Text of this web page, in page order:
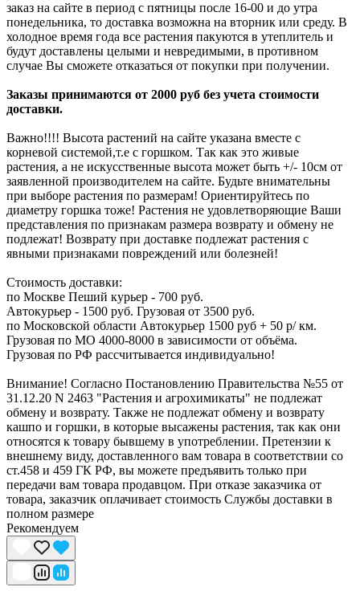
заказ на сайте в период с пятницы после 16-00 и до утра
понедельника, то доставка возможна на вторник или среду. В
холодное время года все растения пакуются в утеплитель и
будут доставлены целыми и невредимыми, в противном
случае Вы сможете отказаться от покупки при получении.
Заказы принимаются от 2000 руб без учета стоимости
доставки.
Важно!!!! Высота растений на сайте указана вместе с
корневой системой,т.е с горшком. Так как это живые
растения, а не искусственные высота может быть +/- 10см от
заявленной производителем на сайте. Будьте внимательны
при выборе растения по размерам! Ориентируйтесь по
диаметру горшка тоже! Растения не удовлетворяющие Ваши
представления по признакам размера возврату и обмену не
подлежат! Возврату при доставке подлежат растения с
явными признаками повреждений или болезней!
Стоимость доставки:
по Москве Пеший курьер - 700 руб.
Автокурьер - 1500 руб. Грузовая от 3500 руб.
по Московской области Автокурьер 1500 руб + 50 р/ км.
Грузовая по МО 4000-8000 в зависимости от объёма.
Грузовая по РФ рассчитывается индивидуально!
Внимание! Согласно Постановлению Правительства №55 от
31.12.20 N 2463 "Растения и агрохимикаты" не подлежат
обмену и возврату. Также не подлежат обмену и возврату
кашпо и горшки, в которые высажены растения, так как они
относятся к товару бывшему в употреблении. Претензии к
внешнему виду, доставленного вам товара в соответствии со
ст.458 и 459 ГК РФ, вы можете предъявить только при
передачи вам товара продавцом. При отказе заказчика от
товара, заказчик оплачивает стоимость Службы доставки в
полном размере
Рекомендуем